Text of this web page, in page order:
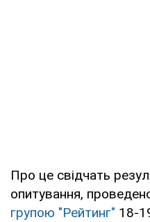
Про це свідчать
опитування,
групою "Рейтинг" 18-